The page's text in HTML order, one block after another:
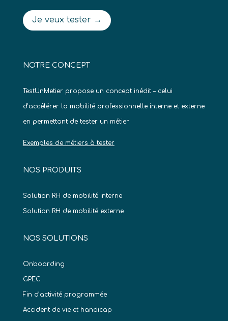
Je veux tester →
NOTRE CONCEPT
TestUnMetier propose un concept inédit – celui
d’accélérer la mobilité professionnelle interne et externe
en permettant de tester un métier.
Exemples de métiers à tester
NOS PRODUITS
Solution RH de mobilité interne
Solution RH de mobilité externe
NOS SOLUTIONS
Onboarding
GPEC
Fin d’activité programmée
Accident de vie et handicap